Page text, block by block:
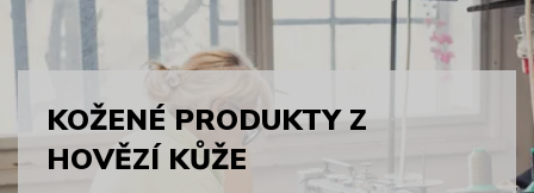
KOŽENÉ PRODUKTY Z
HOVĚZÍ KŮŽE